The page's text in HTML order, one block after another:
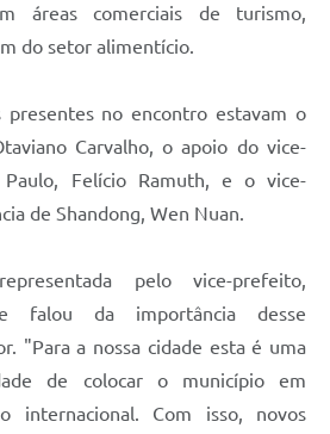
áreas comerciais de turismo,
do setor alimentício.
presentes no encontro estavam o
Carvalho, o apoio do vice-
Felício Ramuth, e o vice-
de Shandong, Wen Nuan.
pelo vice-prefeito,
falou da importância desse
"Para a nossa cidade esta é uma
de colocar o município em
internacional. Com isso, novos